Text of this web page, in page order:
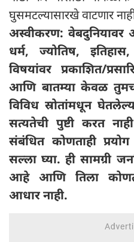
घुसमटल्यासारखे वाटणार
अस्वीकरण:
धर्म, ज्योतिष,
विषयांवर प्रकाशित/
आणि बातम्या केवळ
विविध स्रोतांमधून
सत्यतेची पुष्टी करत
संबंधित कोणताही प्रयोग
सल्ला घ्या. ही सामग्री
आहे आणि तिला
आधार नाही.